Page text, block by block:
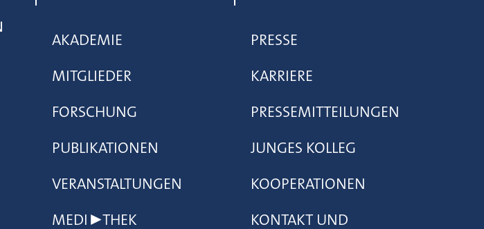
AKADEMIE
MITGLIEDER
FORSCHUNG
PUBLIKATIONEN
VERANSTALTUNGEN
MEDI▶THEK
PRESSE
KARRIERE
PRESSEMITTEILUNGEN
JUNGES KOLLEG
KOOPERATIONEN
KONTAKT UND